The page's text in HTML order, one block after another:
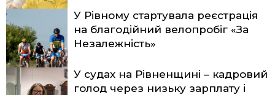
У Рівному стартувала реєстрація
на благодійний велопробіг «За
Незалежність»
У судах на Рівненщині – кадровий
голод через низьку зарплату і